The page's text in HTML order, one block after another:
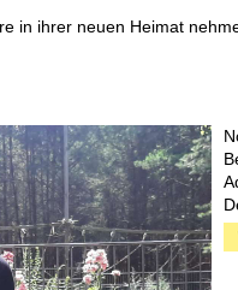
in ihrer neuen Heimat